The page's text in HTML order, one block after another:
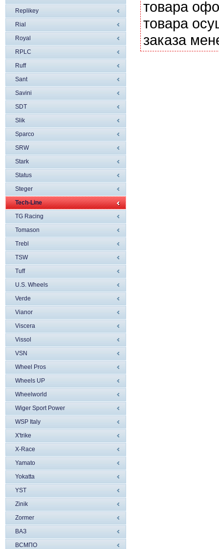
Replikey
Rial
Royal
RPLC
Ruff
Sant
Savini
SDT
Slik
Sparco
SRW
Stark
Status
Steger
Tech-Line
TG Racing
Tomason
Trebl
TSW
Tuff
U.S. Wheels
Verde
Vianor
Viscera
Vissol
VSN
Wheel Pros
Wheels UP
Wheelworld
Wiger Sport Power
WSP Italy
X'trike
X-Race
Yamato
Yokatta
YST
Zinik
Zormer
ВАЗ
ВСМПО
товара
товара
заказа